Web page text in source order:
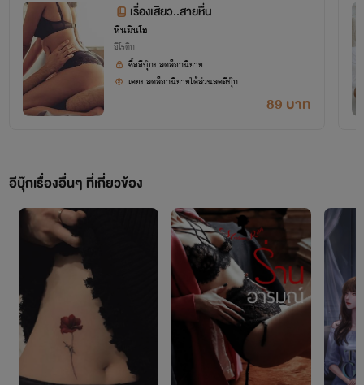
เรื่องเสียว..สายหื่น
หื่นมินโฮ
อีโรติก
89 บาท
ซื้ออีบุ๊กปลดล็อกนิยาย
เคยปลดล็อกนิยายได้ส่วนลดอีบุ๊ก
อีบุ๊กเรื่องอื่นๆ ที่เกี่ยวข้อง